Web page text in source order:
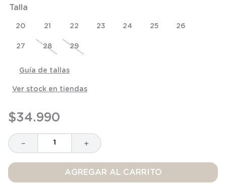
Talla
20 21 22 23 24 25 26
27 28 29
Guía de tallas
Ver stock en tiendas
$34.990
＋
－
AGREGAR AL CARRITO
8.
9.
saco dormir
10
accesorios